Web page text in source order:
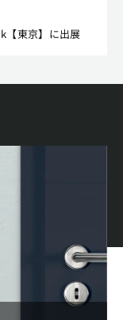
【東京】に出展